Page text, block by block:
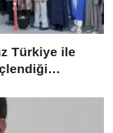
Türkiye ile